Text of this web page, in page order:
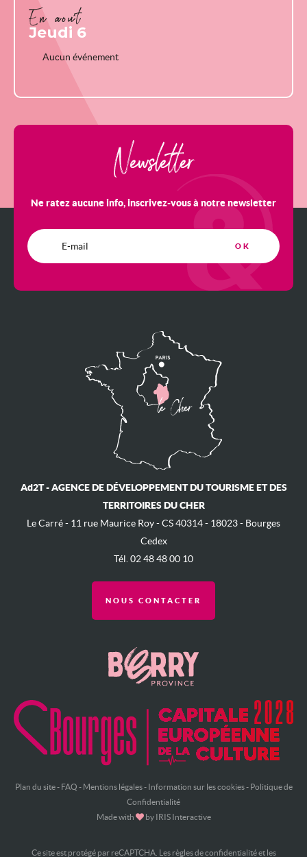
En août
Jeudi 6
Aucun événement
Newsletter
Ne ratez aucune info, inscrivez-vous à notre newsletter
Ad2T - AGENCE DE DÉVELOPPEMENT DU TOURISME ET DES
TERRITOIRES DU CHER
Le Carré - ​11 rue Maurice Roy - ​CS 40314 - 18023 - Bourges
Cedex
Tél. 02 48 48 00 10
NOUS CONTACTER
Plan du site- FAQ - Mentions légales- Information sur les cookies- Politique de
Confidentialité
Made with
by IRIS Interactive
Ce site est protégé par reCAPTCHA. Les règles de confidentialitéet les